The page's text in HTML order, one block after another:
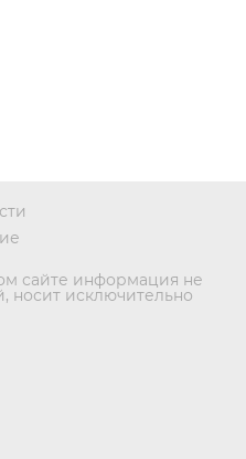
сайте информация не
носит исключительно